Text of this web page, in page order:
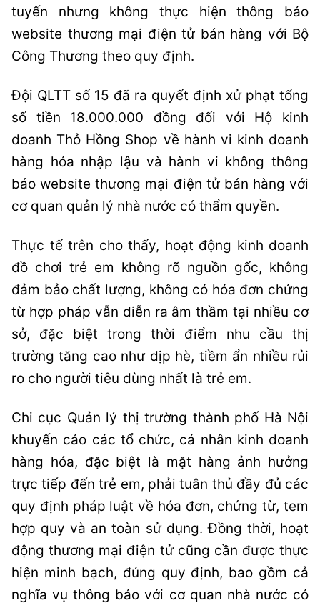
tuyến nhưng không thực hiện thông báo
website thương mại điện tử bán hàng với Bộ
Công Thương theo quy định.
Đội QLTT số 15 đã ra quyết định xử phạt tổng
số tiền 18.000.000 đồng đối với Hộ kinh
doanh Thỏ Hồng Shop về hành vi kinh doanh
hàng hóa nhập lậu và hành vi không thông
báo website thương mại điện tử bán hàng với
cơ quan quản lý nhà nước có thẩm quyền.
Thực tế trên cho thấy, hoạt động kinh doanh
đồ chơi trẻ em không rõ nguồn gốc, không
đảm bảo chất lượng, không có hóa đơn chứng
từ hợp pháp vẫn diễn ra âm thầm tại nhiều cơ
sở, đặc biệt trong thời điểm nhu cầu thị
trường tăng cao như dịp hè, tiềm ẩn nhiều rủi
ro cho người tiêu dùng nhất là trẻ em.
Chi cục Quản lý thị trường thành phố Hà Nội
khuyến cáo các tổ chức, cá nhân kinh doanh
hàng hóa, đặc biệt là mặt hàng ảnh hưởng
trực tiếp đến trẻ em, phải tuân thủ đầy đủ các
quy định pháp luật về hóa đơn, chứng từ, tem
hợp quy và an toàn sử dụng. Đồng thời, hoạt
động thương mại điện tử cũng cần được thực
hiện minh bạch, đúng quy định, bao gồm cả
nghĩa vụ thông báo với cơ quan nhà nước có